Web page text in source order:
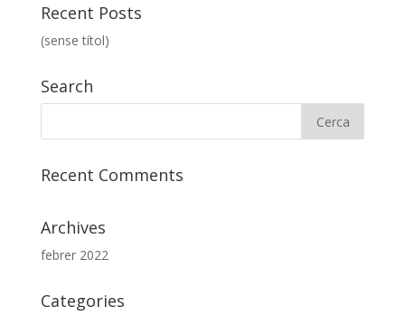
Recent Posts
(sense títol)
Search
Recent Comments
Archives
febrer 2022
Categories